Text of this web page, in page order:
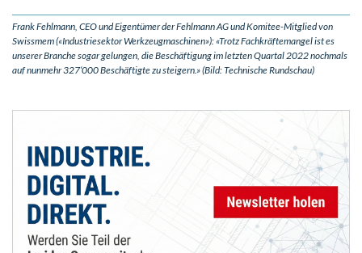
Frank Fehlmann, CEO und Eigentümer der Fehlmann AG und Komitee-Mitglied von
Swissmem («Industriesektor Werkzeugmaschinen»): «Trotz Fachkräftemangel ist es
unserer Branche sogar gelungen, die Beschäftigung im letzten Quartal 2022 nochmals
auf nunmehr 327‘000 Beschäftigte zu steigern.» (Bild: Technische Rundschau)